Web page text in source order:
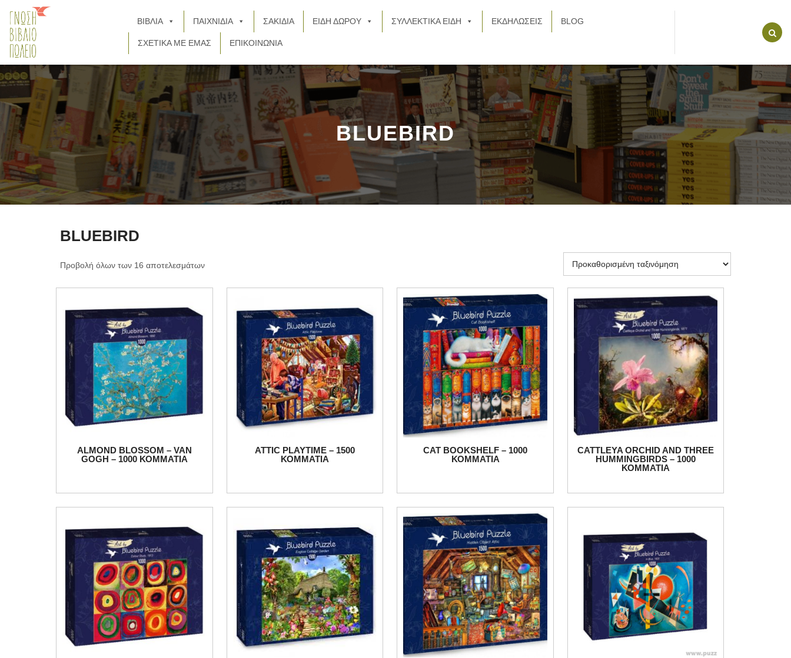
ΒΙΒΛΙΑ ΠΑΙΧΝΙΔΙΑ ΣΑΚΙΔΙΑ ΕΙΔΗ ΔΩΡΟΥ ΣΥΛΛΕΚΤΙΚΑ ΕΙΔΗ ΕΚΔΗΛΩΣΕΙΣ BLOG
ΣΧΕΤΙΚΑ ΜΕ ΕΜΑΣ ΕΠΙΚΟΙΝΩΝΙΑ
BLUEBIRD
BLUEBIRD
Προβολή όλων των 16 αποτελεσμάτων
ALMOND BLOSSOM – VAN
GOGH – 1000 ΚΟΜΜΑΤΙΑ
ATTIC PLAYTIME – 1500
ΚΟΜΜΑΤΙΑ
CAT BOOKSHELF – 1000
ΚΟΜΜΑΤΙΑ
CATTLEYA ORCHID AND THREE
HUMMINGBIRDS – 1000
ΚΟΜΜΑΤΙΑ